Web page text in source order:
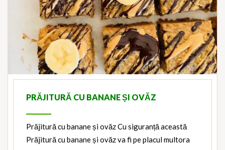
PRĂJITURĂ CU BANANE ȘI OVĂZ
Prăjitură cu banane și ovăz Cu siguranță această
Prăjitură cu banane și ovăz va fi pe placul multora